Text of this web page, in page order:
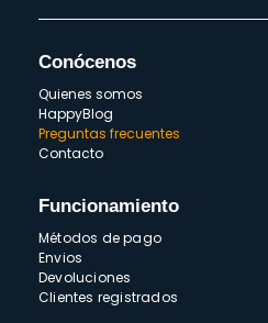
Conócenos
Quienes somos
HappyBlog
Preguntas frecuentes
Contacto
Funcionamiento
Métodos de pago
Envios
Devoluciones
Clientes registrados